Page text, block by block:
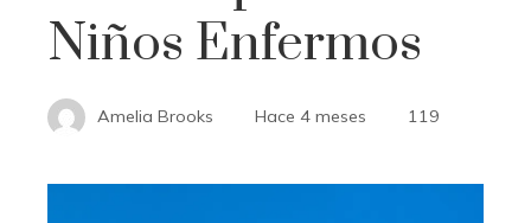
Niños Enfermos
Amelia Brooks Hace 4 meses 119